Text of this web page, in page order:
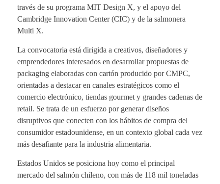
través de su programa MIT Design X, y el apoyo del
Cambridge Innovation Center (CIC) y de la salmonera
Multi X.
La convocatoria está dirigida a creativos, diseñadores y
emprendedores interesados en desarrollar propuestas de
packaging elaboradas con cartón producido por CMPC,
orientadas a destacar en canales estratégicos como el
comercio electrónico, tiendas gourmet y grandes cadenas de
retail. Se trata de un esfuerzo por generar diseños
disruptivos que conecten con los hábitos de compra del
consumidor estadounidense, en un contexto global cada vez
más desafiante para la industria alimentaria.
Estados Unidos se posiciona hoy como el principal
mercado del salmón chileno, con más de 118 mil toneladas